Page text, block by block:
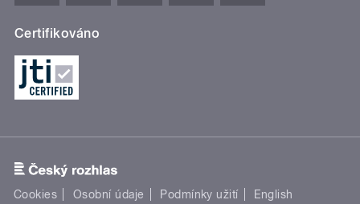
Certifikováno
Cookies Osobní údaje Podmínky užití English